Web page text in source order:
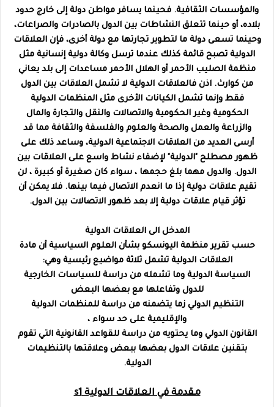
والمؤسسات الثقافية. فحينما يسافر مواطن دولة إلى خارج حدود
بلاده، أو حينما تتعلق النشاطات بين الدول بالصادرات والصراعات،
وحينما تسعى دولة ما لتطوير تجارتها مع دولة أخرى، فإن العلاقات
الدولية تصبح قائمة كذلك عندما ترسل وكالة دولية إنسانية مثل
منظمة الصليب الأحمر أو الهلال الأحمر مساعدات إلى بلد يعاني
من كوارث. اذن فالعلاقات الدولية لا تشمل العلاقات بين الدول
فقط وإنما تشمل الكيانات الأخرى مثل المنظمات الدولية
الحكومية وغير الحكومية والاتصالات والنقل والتجارة والمال
والزراعة والعمل والصحة والعلوم والفلسفة والثقافة مما قد
أرسى العديد من العلاقات الاجتماعية الدولية، وساعد ذلك على
ظهور مصطلح "الدولية" لإضفاء نشاط واسع على العلاقات بين
الدول. والدول مهما بلغ حجمها ، سواء كان صغيرة أو كبيرة ، لن
تقيم علاقات دولية إذا ما انعدم الاتصال فيما بينها. فلا يمكن أن
تؤثر قيام علاقات دولية إلا بعد ظهور الاتصالات بين الدول.
المدخل الى العلاقات الدولية
حسب تقرير منظمة اليونسكو بشأن العلوم السياسية أن مادة
العلاقات الدولية تشمل ثلاثة مواضيع رئيسية وهي:
السياسة الدولية وما تشمله من دراسة للسياسات الخارجية
للدول وتفاعلها مع بعضها البعض
التنظيم الدولي زما يتضمنه من دراسة للمنظمات الدولية
والإقليمية على حد سواء ،
القانون الدولي وما يحتويه من دراسة للقواعد القانونية التي تقوم
بتقنين علاقات الدول بعضها ببعض وعلاقتها بالتنظيمات
الدولية.
مقدمة في العلاقات الدولية s1